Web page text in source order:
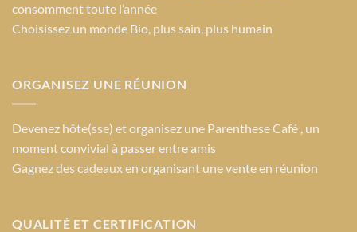
consomment toute l’année
Choisissez un monde Bio, plus sain, plus humain
ORGANISEZ UNE RÉUNION
Devenez hôte(sse) et organisez une Parenthese Café , un
moment convivial à passer entre amis
Gagnez des cadeaux en organisant une vente en réunion
QUALITÉ ET CERTIFICATION